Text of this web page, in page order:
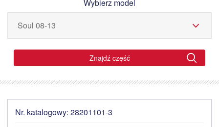
Wybierz model
Znajdź część
Nr. katalogowy: 28201101-3